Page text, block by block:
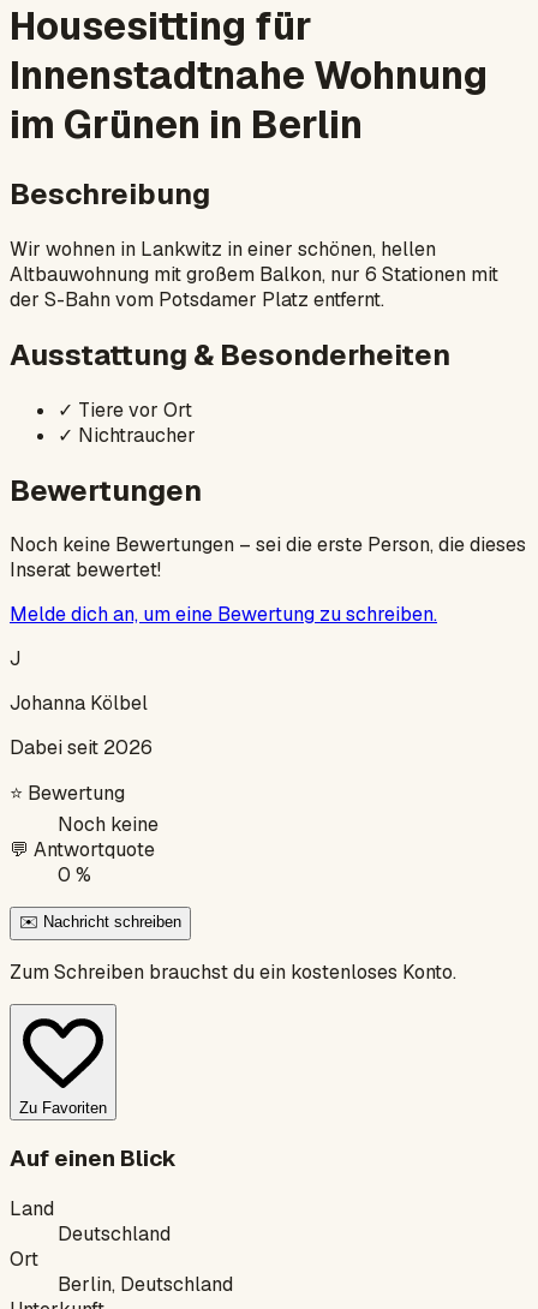
Housesitting für
Innenstadtnahe Wohnung
im Grünen in Berlin
Beschreibung
Wir wohnen in Lankwitz in einer schönen, hellen
Altbauwohnung mit großem Balkon, nur 6 Stationen mit
der S-Bahn vom Potsdamer Platz entfernt.
Ausstattung & Besonderheiten
✓ Tiere vor Ort
✓ Nichtraucher
Bewertungen
Noch keine Bewertungen – sei die erste Person, die dieses
Inserat bewertet!
Melde dich an, um eine Bewertung zu schreiben.
J
Johanna Kölbel
Dabei seit 2026
⭐ Bewertung
Noch keine
💬 Antwortquote
0 %
✉️ Nachricht schreiben
Zum Schreiben brauchst du ein kostenloses Konto.
Zu Favoriten
Auf einen Blick
Land
Deutschland
Ort
Berlin, Deutschland